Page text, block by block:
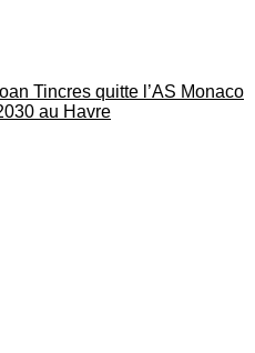
Tincres quitte l’AS Monaco
au Havre